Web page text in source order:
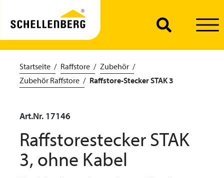
Startseite Raffstore
Zubehör
Zubehör Raffstore
Raffstore-Stecker STAK 3
Art.Nr. 17146
Raffstorestecker STAK
3, ohne Kabel